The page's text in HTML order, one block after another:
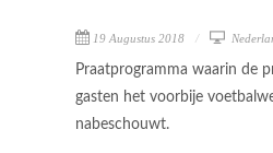
19 Augustus 2018
Praatprogramma waarin de
gasten het voorbije
nabeschouwt.